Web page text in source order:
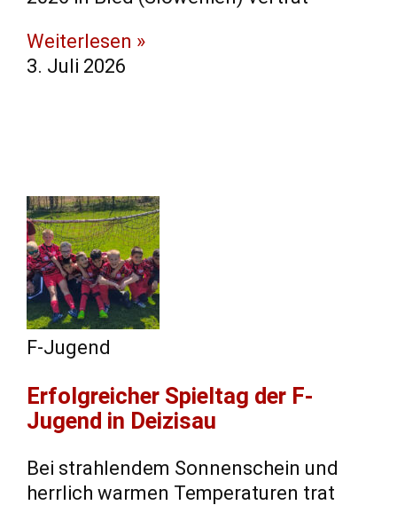
Weiterlesen »
3. Juli 2026
F-Jugend
​Erfolgreicher Spieltag der F-
Jugend in Deizisau
​Bei strahlendem Sonnenschein und
herrlich warmen Temperaturen trat